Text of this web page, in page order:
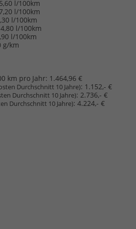
5,60 l/100km
l/100km
l/100km
4,80 l/100km
l/100km
g/km
km pro Jahr: 1.464,96 €
Durchschnitt 10 Jahre): 1.152,- €
Durchschnitt 10 Jahre): 2.736,- €
Durchschnitt 10 Jahre): 4.224,- €